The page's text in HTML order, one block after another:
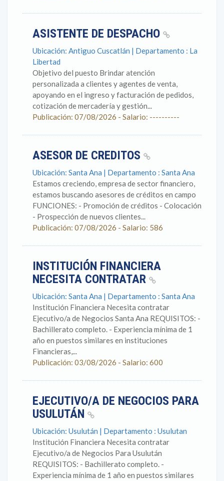
ASISTENTE DE DESPACHO
Ubicación: Antiguo Cuscatlán | Departamento : La
Libertad
Objetivo del puesto Brindar atención
personalizada a clientes y agentes de venta,
apoyando en el ingreso y facturación de pedidos,
cotización de mercadería y gestión...
Publicación: 07/08/2026 - Salario: ----------
ASESOR DE CREDITOS
Ubicación: Santa Ana | Departamento : Santa Ana
Estamos creciendo, empresa de sector financiero,
estamos buscando asesores de créditos en campo
FUNCIONES: - Promoción de créditos - Colocación
- Prospección de nuevos clientes...
Publicación: 07/08/2026 - Salario: 586
INSTITUCIÓN FINANCIERA
NECESITA CONTRATAR
Ubicación: Santa Ana | Departamento : Santa Ana
Institución Financiera Necesita contratar
Ejecutivo/a de Negocios Santa Ana REQUISITOS: -
Bachillerato completo. - Experiencia mínima de 1
año en puestos similares en instituciones
Financieras,...
Publicación: 03/08/2026 - Salario: 600
EJECUTIVO/A DE NEGOCIOS PARA
USULUTÁN
Ubicación: Usulután | Departamento : Usulutan
Institución Financiera Necesita contratar
Ejecutivo/a de Negocios Para Usulután
REQUISITOS: - Bachillerato completo. -
Experiencia mínima de 1 año en puestos similares